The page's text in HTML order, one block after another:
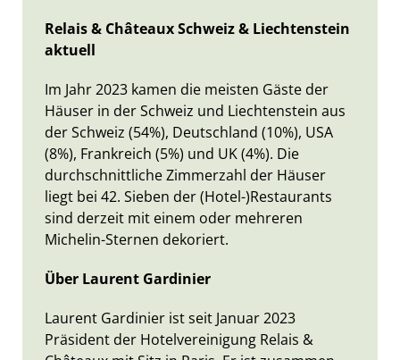
Relais & Châteaux Schweiz & Liechtenstein
aktuell
Im Jahr 2023 kamen die meisten Gäste der
Häuser in der Schweiz und Liechtenstein aus
der Schweiz (54%), Deutschland (10%), USA
(8%), Frankreich (5%) und UK (4%). Die
durchschnittliche Zimmerzahl der Häuser
liegt bei 42. Sieben der (Hotel-)Restaurants
sind derzeit mit einem oder mehreren
Michelin-Sternen dekoriert.
Über Laurent Gardinier
Laurent Gardinier ist seit Januar 2023
Präsident der Hotelvereinigung Relais &